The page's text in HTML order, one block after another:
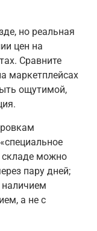
но реальная
цен на
Сравните
маркетплейсах
ощутимой,
складе можно
пару дней;
а не с